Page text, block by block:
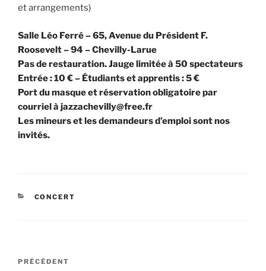
et arrangements)
Salle Léo Ferré – 65, Avenue du Président F.
Roosevelt – 94 – Chevilly-Larue
Pas de restauration. Jauge limitée à 50 spectateurs
Entrée : 10 € – Étudiants et apprentis : 5 €
Port du masque et réservation obligatoire par
courriel à jazzachevilly@free.fr
Les mineurs et les demandeurs d’emploi sont nos
invités.
CATÉGORIES
CONCERT
Navigation
Article
PRÉCÉDENT